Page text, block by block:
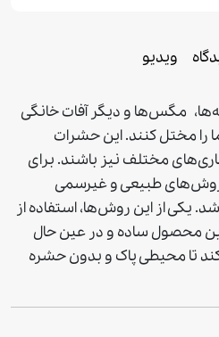
ویدیو
مگس‌ها و دیگر آفات خانگی
را مختل کنند. این حشرات
مختلف نیز باشند. برای
روش‌های طبیعی و غيرسمی
یکی از این روش‌ها، استفاده از
محصول ساده و در عین حال
تا محیطی پاک و بدون حشره